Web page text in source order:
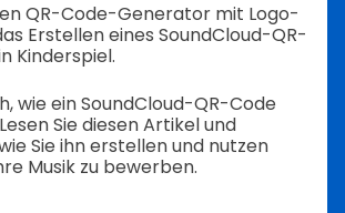
QR-Code-Generator mit Logo-
Erstellen eines SoundCloud-QR-
Kinderspiel.
wie ein SoundCloud-QR-Code
Sie diesen Artikel und
Sie ihn erstellen und nutzen
Musik zu bewerben.